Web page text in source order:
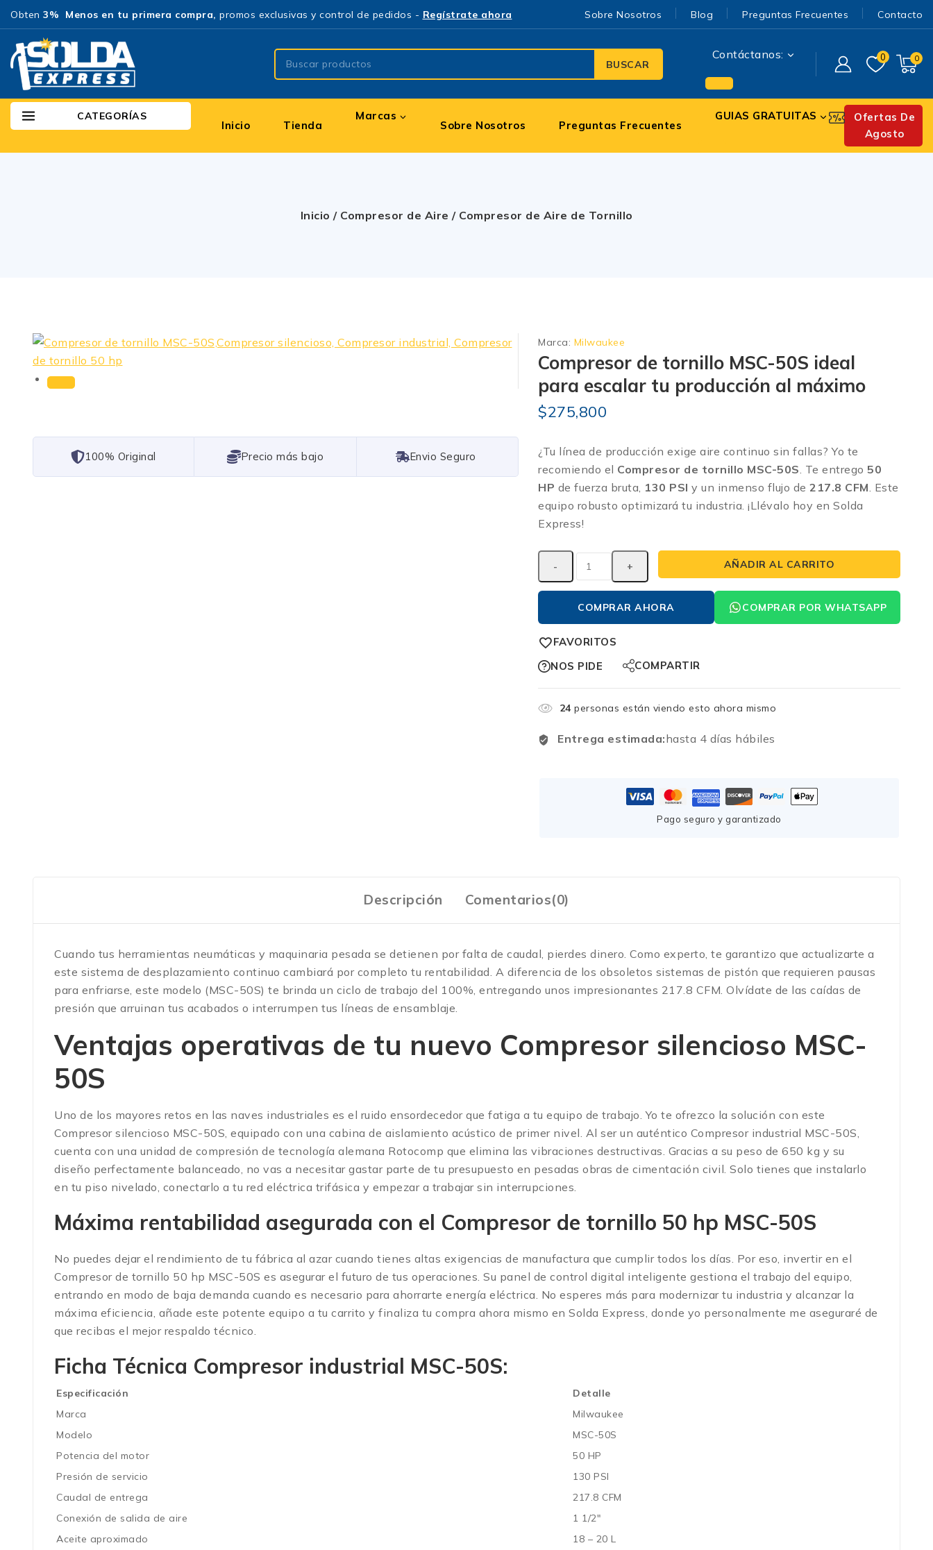
Obten 3% Menos en tu primera compra, promos exclusivas y control de pedidos - Regístrate ahora Sobre Nosotros Blog Preguntas Frecuentes Contacto
BUSCAR
Contáctanos: 0 0
CATEGORÍAS
Inicio Tienda
Marcas
Sobre Nosotros Preguntas Frecuentes
GUIAS GRATUITAS
Ofertas De
Agosto
Inicio / Compresor de Aire / Compresor de Aire de Tornillo
101% Original Lowest Price Free Shipping
Marca: Milwaukee
Compresor de tornillo MSC-50S ideal
para escalar tu producción al máximo
$275,800
¿Tu línea de producción exige aire continuo sin fallas? Yo te
recomiendo el Compresor de tornillo MSC-50S . Te entrego 50
HP de fuerza bruta, 130 PSI y un inmenso flujo de 217.8 CFM . Este
equipo robusto optimizará tu industria. ¡Llévalo hoy en Solda
Express!
AÑADIR AL CARRITO
COMPRAR AHORA COMPRAR POR WHATSAPP
FAVORITOS
NOS PIDE
COMPARTIR
24 personas están viendo esto ahora mismo
Entrega estimada:hasta 4 días hábiles
Pago seguro y garantizado
Descripción Comentarios(0)
Cuando tus herramientas neumáticas y maquinaria pesada se detienen por falta de caudal, pierdes dinero. Como experto, te garantizo que actualizarte a
este sistema de desplazamiento continuo cambiará por completo tu rentabilidad. A diferencia de los obsoletos sistemas de pistón que requieren pausas
para enfriarse, este modelo (MSC-50S) te brinda un ciclo de trabajo del 100%, entregando unos impresionantes 217.8 CFM. Olvídate de las caídas de
presión que arruinan tus acabados o interrumpen tus líneas de ensamblaje.
Ventajas operativas de tu nuevo Compresor silencioso MSC-
50S
Uno de los mayores retos en las naves industriales es el ruido ensordecedor que fatiga a tu equipo de trabajo. Yo te ofrezco la solución con este
Compresor silencioso MSC-50S, equipado con una cabina de aislamiento acústico de primer nivel. Al ser un auténtico Compresor industrial MSC-50S,
cuenta con una unidad de compresión de tecnología alemana Rotocomp que elimina las vibraciones destructivas. Gracias a su peso de 650 kg y su
diseño perfectamente balanceado, no vas a necesitar gastar parte de tu presupuesto en pesadas obras de cimentación civil. Solo tienes que instalarlo
en tu piso nivelado, conectarlo a tu red eléctrica trifásica y empezar a trabajar sin interrupciones.
Máxima rentabilidad asegurada con el Compresor de tornillo 50 hp MSC-50S
No puedes dejar el rendimiento de tu fábrica al azar cuando tienes altas exigencias de manufactura que cumplir todos los días. Por eso, invertir en el
Compresor de tornillo 50 hp MSC-50S es asegurar el futuro de tus operaciones. Su panel de control digital inteligente gestiona el trabajo del equipo,
entrando en modo de baja demanda cuando es necesario para ahorrarte energía eléctrica. No esperes más para modernizar tu industria y alcanzar la
máxima eficiencia, añade este potente equipo a tu carrito y finaliza tu compra ahora mismo en Solda Express, donde yo personalmente me aseguraré de
que recibas el mejor respaldo técnico.
Ficha Técnica Compresor industrial MSC-50S:
Especificación
Detalle
Marca
Milwaukee
Modelo
MSC-50S
Potencia del motor
50 HP
Presión de servicio
130 PSI
Caudal de entrega
217.8 CFM
Conexión de salida de aire
1 1/2″
Aceite aproximado
18 – 20 L